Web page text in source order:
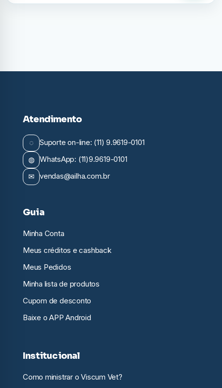
Atendimento
◌ Suporte on-line: (11) 9.9619-0101
◍ WhatsApp: (11)9.9619-0101
✉ vendas@ailha.com.br
Guia
Minha Conta
Meus créditos e cashback
Meus Pedidos
Minha lista de produtos
Cupom de desconto
Baixe o APP Android
Institucional
Como ministrar o Viscum Vet?